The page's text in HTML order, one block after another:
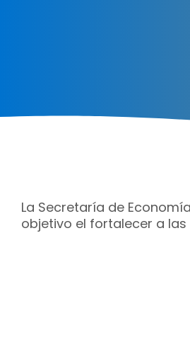
La Secretaría de
objetivo el fortalecer a